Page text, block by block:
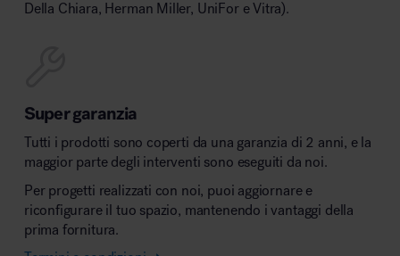
Della Chiara, Herman Miller, UniFor e Vitra).
Super garanzia
Tutti i prodotti sono coperti da una garanzia di 2 anni, e la
maggior parte degli interventi sono eseguiti da noi.
Per progetti realizzati con noi, puoi aggiornare e
riconfigurare il tuo spazio, mantenendo i vantaggi della
prima fornitura.